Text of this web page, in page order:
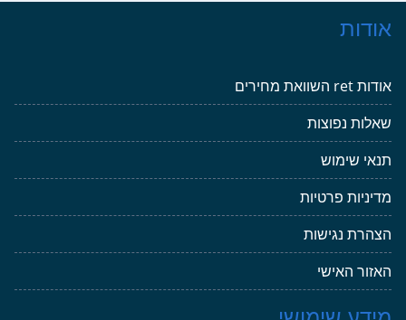
אודות
אודות ret השוואת מחירים
שאלות נפוצות
תנאי שימוש
מדיניות פרטיות
הצהרת נגישות
האזור האישי